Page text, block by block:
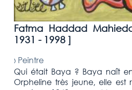
Fatma Haddad
1931 - 1998]
› Peintre
Qui était Baya ? Baya naît
Orpheline très jeune, elle est